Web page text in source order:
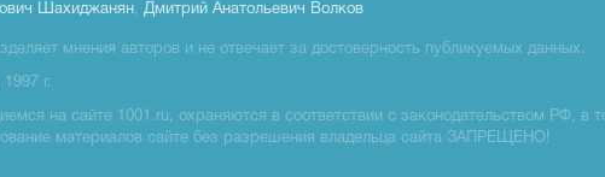
Шахиджанян, Дмитрий Анатольевич Волков
мнения авторов и не отвечает за достоверность публикуемых данных.
г.
на сайте 1001.ru, охраняются в соответствии с законодательством РФ, в
материалов сайте без разрешения владельца сайта ЗАПРЕЩЕНО!